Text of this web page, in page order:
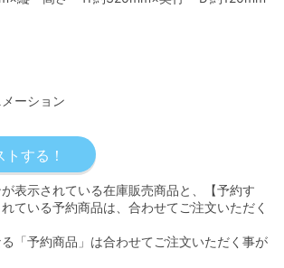
ーション
が表示されている在庫販売商品と、【予約す
ている予約商品は、合わせてご注文いただく
「予約商品」は合わせてご注文いただく事が